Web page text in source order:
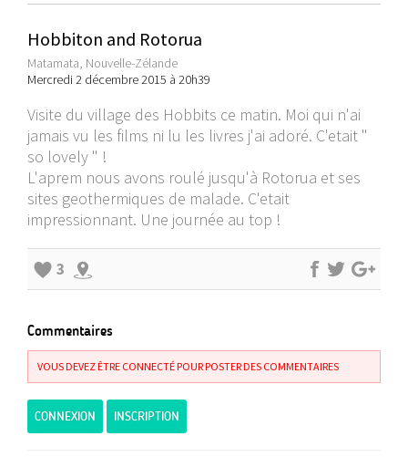
Hobbiton and Rotorua
Matamata, Nouvelle-Zélande
Mercredi 2 décembre 2015 à 20h39
Visite du village des Hobbits ce matin. Moi qui n'ai
jamais vu les films ni lu les livres j'ai adoré. C'etait "
so lovely " !
L'aprem nous avons roulé jusqu'à Rotorua et ses
sites geothermiques de malade. C'etait
impressionnant. Une journée au top !
3
Commentaires
VOUS DEVEZ ÊTRE CONNECTÉ POUR POSTER DES COMMENTAIRES
CONNEXION INSCRIPTION